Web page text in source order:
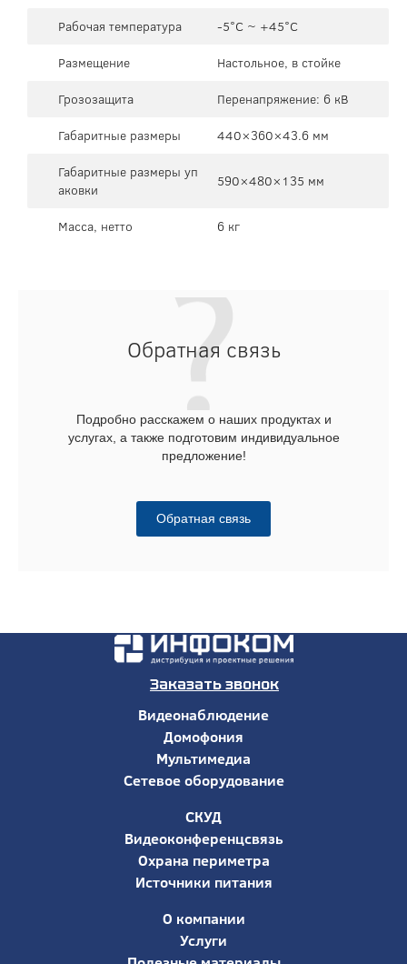
Рабочая температура
-5°C ~ +45°C
Размещение
Настольное, в стойке
Грозозащита
Перенапряжение: 6 кВ
Габаритные размеры
440×360×43.6 мм
Габаритные размеры уп
аковки
590×480×135 мм
Масса, нетто 6 кг
Обратная связь
Подробно расскажем о наших продуктах и
услугах, а также подготовим индивидуальное
предложение!
Обратная связь
Заказать звонок
Видеонаблюдение
Домофония
Мультимедиа
Сетевое оборудование
СКУД
Видеоконференцсвязь
Охрана периметра
Источники питания
О компании
Услуги